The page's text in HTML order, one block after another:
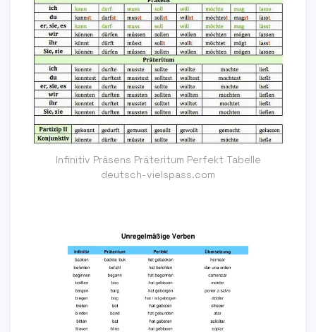
Infinitiv Präsens Präteritum Perfekt Tabelle
deutsch-vielspass.com